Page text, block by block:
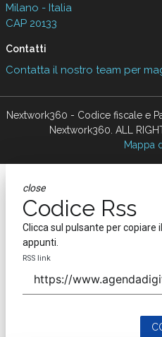
Milano - Italia
CAP 20133
Contatti
Contatta il nostro team per
Nextwork360 - Codice fiscale e
Nextwork360. ALL
Mappa
close
Codice Rss
Clicca sul pulsante per copiare
appunti.
RSS link